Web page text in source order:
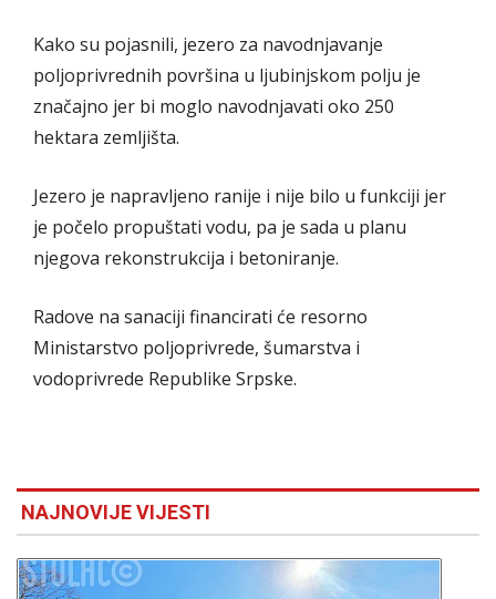
Kako su pojasnili, jezero za navodnjavanje
poljoprivrednih površina u ljubinjskom polju je
značajno jer bi moglo navodnjavati oko 250
hektara zemljišta.
Jezero je napravljeno ranije i nije bilo u funkciji jer
je počelo propuštati vodu, pa je sada u planu
njegova rekonstrukcija i betoniranje.
Radove na sanaciji financirati će resorno
Ministarstvo poljoprivrede, šumarstva i
vodoprivrede Republike Srpske.
NAJNOVIJE VIJESTI